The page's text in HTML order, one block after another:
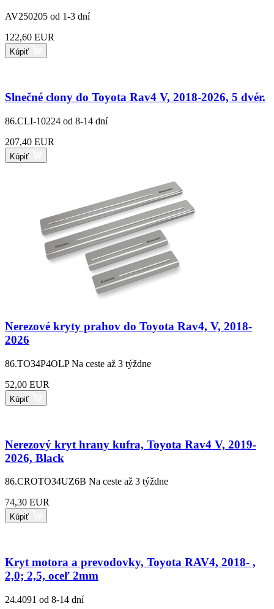
AV250205 od 1-3 dní
122,60 EUR
Kúpiť
Slnečné clony do Toyota Rav4 V, 2018-2026, 5 dvér.
86.CLI-10224 od 8-14 dní
207,40 EUR
Kúpiť
Nerezové kryty prahov do Toyota Rav4, V, 2018-
2026
86.TO34P4OLP Na ceste až 3 týždne
52,00 EUR
Kúpiť
Nerezový kryt hrany kufra, Toyota Rav4 V, 2019-
2026, Black
86.CROTO34UZ6B Na ceste až 3 týždne
74,30 EUR
Kúpiť
Kryt motora a prevodovky, Toyota RAV4, 2018- ,
2,0; 2,5, oceľ 2mm
24.4091 od 8-14 dní